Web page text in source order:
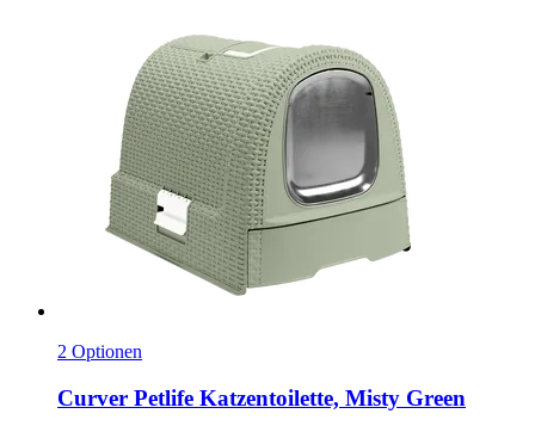
2 Optionen
Curver Petlife Katzentoilette, Misty Green